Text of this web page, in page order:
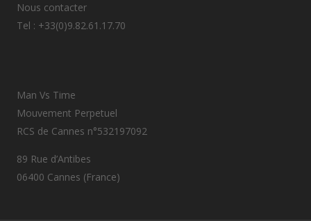
Nous contacter
Tel : +33(0)9.82.61.17.70
Man Vs Time
Mouvement Perpetuel
RCS de Cannes n°532197092
89 Rue d’Antibes
06400 Cannes (France)